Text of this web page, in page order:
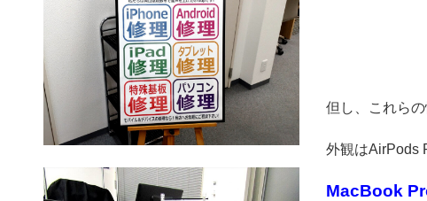
但し、これら
外観はAirPods
MacBook